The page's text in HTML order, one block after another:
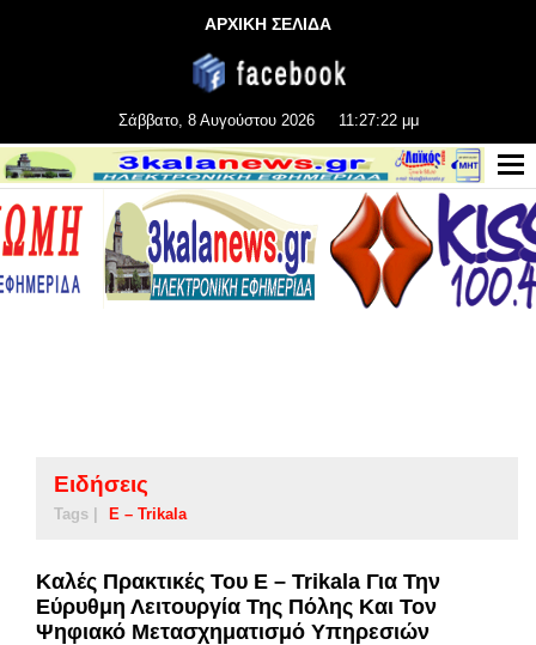
ΑΡΧΙΚΗ ΣΕΛΙΔΑ
Σάββατο, 8 Αυγούστου 2026 11:27:22 μμ
Ειδήσεις
Tags | E – Trikala
Καλές Πρακτικές Του E – Trikala Για Την
Εύρυθμη Λειτουργία Της Πόλης Και Τον
Ψηφιακό Μετασχηματισμό Υπηρεσιών